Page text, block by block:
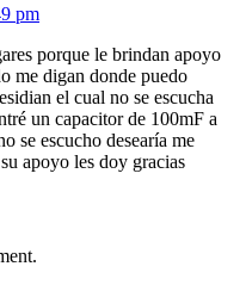
pm
porque le brindan apoyo
me digan donde puedo
el cual no se escucha
un capacitor de 100mF a
se escucho desearía me
apoyo les doy gracias